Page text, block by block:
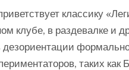
классику
клубе, в раздевалке и
таких как